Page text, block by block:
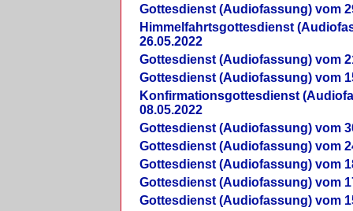
Gottesdienst (Audiofassung) vom
Himmelfahrtsgottesdienst
26.05.2022
Gottesdienst (Audiofassung) vom
Gottesdienst (Audiofassung) vom
Konfirmationsgottesdienst
08.05.2022
Gottesdienst (Audiofassung) vom
Gottesdienst (Audiofassung) vom
Gottesdienst (Audiofassung) vom
Gottesdienst (Audiofassung) vom
Gottesdienst (Audiofassung) vom